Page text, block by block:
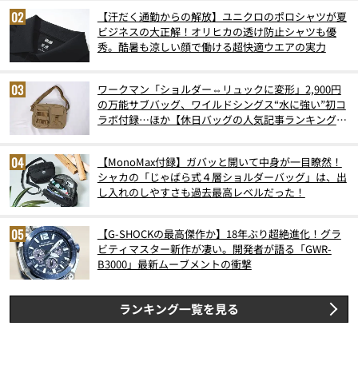
【汗だく通勤からの解放】ユニクロのポロシャツが夏
ビジネスの大正解！オリヒカの透け防止シャツも優
秀。酷暑も涼しい顔で働ける超快適ウエアの実力
ワークマン「ショルダー⇔リュックに変形」2,900円
の万能サブバッグ、ワイルドシングス“水に強い”初コ
ラボ付録…ほか【休日バッグの人気記事ランキングベ
【MonoMax付録】ガバッと開いて中身が一目瞭然！
シャカの「じゃばら式４層ショルダーバッグ」は、出
し入れのしやすさも過去最高レベルだった！
【G-SHOCKの最高傑作か】18年ぶり超絶進化！グラ
ビティマスター新作が凄い。開発者が語る「GWR-
B3000」最新ムーブメントの衝撃
ランキング一覧を見る